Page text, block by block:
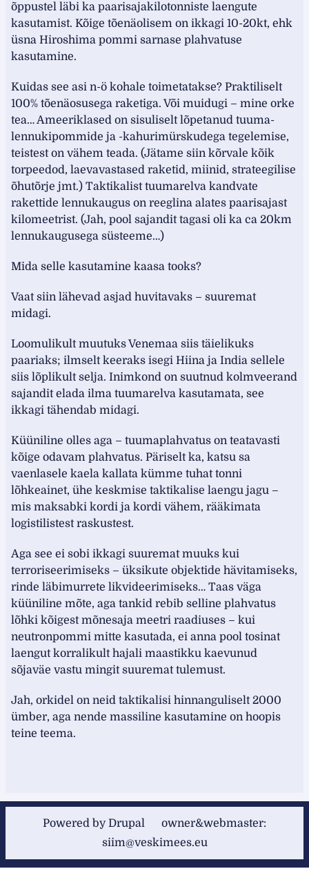
õppustel läbi ka paarisajakilotonniste laengute
kasutamist. Kõige tõenäolisem on ikkagi 10-20kt, ehk
üsna Hiroshima pommi sarnase plahvatuse
kasutamine.
Kuidas see asi n-ö kohale toimetatakse? Praktiliselt
100% tõenäosusega raketiga. Või muidugi – mine orke
tea… Ameeriklased on sisuliselt lõpetanud tuuma-
lennukipommide ja -kahurimürskudega tegelemise,
teistest on vähem teada. (Jätame siin kõrvale kõik
torpeedod, laevavastased raketid, miinid, strateegilise
õhutõrje jmt.) Taktikalist tuumarelva kandvate
rakettide lennukaugus on reeglina alates paarisajast
kilomeetrist. (Jah, pool sajandit tagasi oli ka ca 20km
lennukaugusega süsteeme…)
Mida selle kasutamine kaasa tooks?
Vaat siin lähevad asjad huvitavaks – suuremat
midagi.
Loomulikult muutuks Venemaa siis täielikuks
paariaks; ilmselt keeraks isegi Hiina ja India sellele
siis lõplikult selja. Inimkond on suutnud kolmveerand
sajandit elada ilma tuumarelva kasutamata, see
ikkagi tähendab midagi.
Küüniline olles aga – tuumaplahvatus on teatavasti
kõige odavam plahvatus. Päriselt ka, katsu sa
vaenlasele kaela kallata kümme tuhat tonni
lõhkeainet, ühe keskmise taktikalise laengu jagu –
mis maksabki kordi ja kordi vähem, rääkimata
logistilistest raskustest.
Aga see ei sobi ikkagi suuremat muuks kui
terroriseerimiseks – üksikute objektide hävitamiseks,
rinde läbimurrete likvideerimiseks… Taas väga
küüniline mõte, aga tankid rebib selline plahvatus
lõhki kõigest mõnesaja meetri raadiuses – kui
neutronpommi mitte kasutada, ei anna pool tosinat
laengut korralikult hajali maastikku kaevunud
sõjaväe vastu mingit suuremat tulemust.
Jah, orkidel on neid taktikalisi hinnanguliselt 2000
ümber, aga nende massiline kasutamine on hoopis
teine teema.
Powered byDrupal owner&webmaster:
siim@veskimees.eu